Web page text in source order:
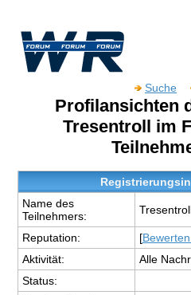
Suche
Profilansichten
Tresentroll im
Name des
Teilnehmers:
Reputation: [
Aktivität:
Alle
Status: